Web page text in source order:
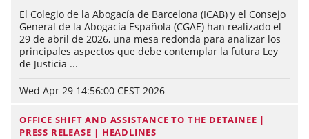
El Colegio de la Abogacía de Barcelona (ICAB) y el Consejo
General de la Abogacía Española (CGAE) han realizado el
29 de abril de 2026, una mesa redonda para analizar los
principales aspectos que debe contemplar la futura Ley
de Justicia ...
Wed Apr 29 14:56:00 CEST 2026
OFFICE SHIFT AND ASSISTANCE TO THE DETAINEE |
PRESS RELEASE | HEADLINES